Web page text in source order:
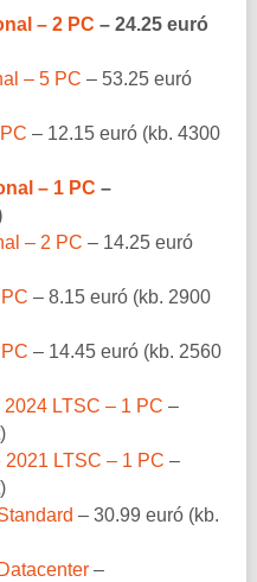
– 2 PC – 24.25 euró
– 5 PC – 53.25 euró
– 12.15 euró (kb. 4300
– 1 PC –
– 2 PC – 14.25 euró
– 8.15 euró (kb. 2900
– 14.45 euró (kb. 2560
LTSC – 1 PC –
LTSC – 1 PC –
– 30.99 euró (kb.
–